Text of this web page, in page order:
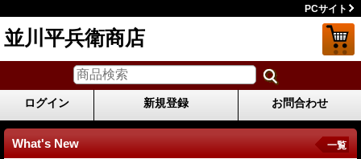
PCサイト
並川平兵衛商店
ログイン 新規登録 お問合わせ
What's New 一覧